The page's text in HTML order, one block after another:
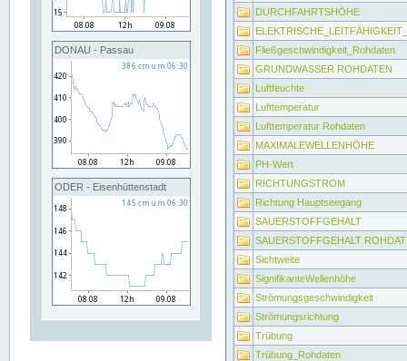
DONAU - Passau
ODER - Eisenhüttenstadt
DURCHFAHRTSHÖHE
Fließgeschwindigkeit_Rohdaten
GRUNDWASSER ROHDATEN
Luftfeuchte
Lufttemperatur
Lufttemperatur Rohdaten
MAXIMALEWELLENHÖHE
PH-Wert
RICHTUNGSTROM
Richtung Hauptseegang
SAUERSTOFFGEHALT
SAUERSTOFFGEHALT
Sichtweite
SignifikanteWellenhöhe
Strömungsgeschwindigkeit
Strömungsrichtung
Trübung
Trübung_Rohdaten